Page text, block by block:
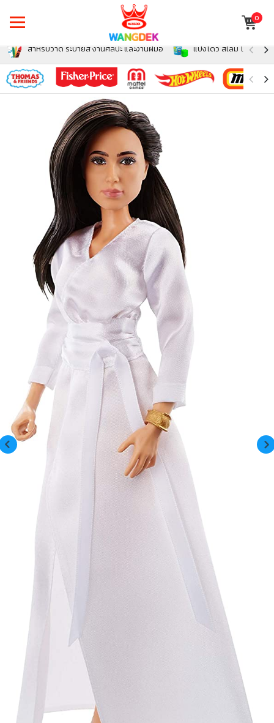
0
สำหรับวาด ระบายสี งานศิลปะ และงานฝีมือ แป้งโดว์ สไลม์ โฟม สำห